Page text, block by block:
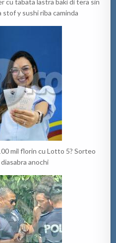
cu tabata lastra baki di tera sin
stof y sushi riba caminda
mil florin cu Lotto 5? Sorteo
anochi